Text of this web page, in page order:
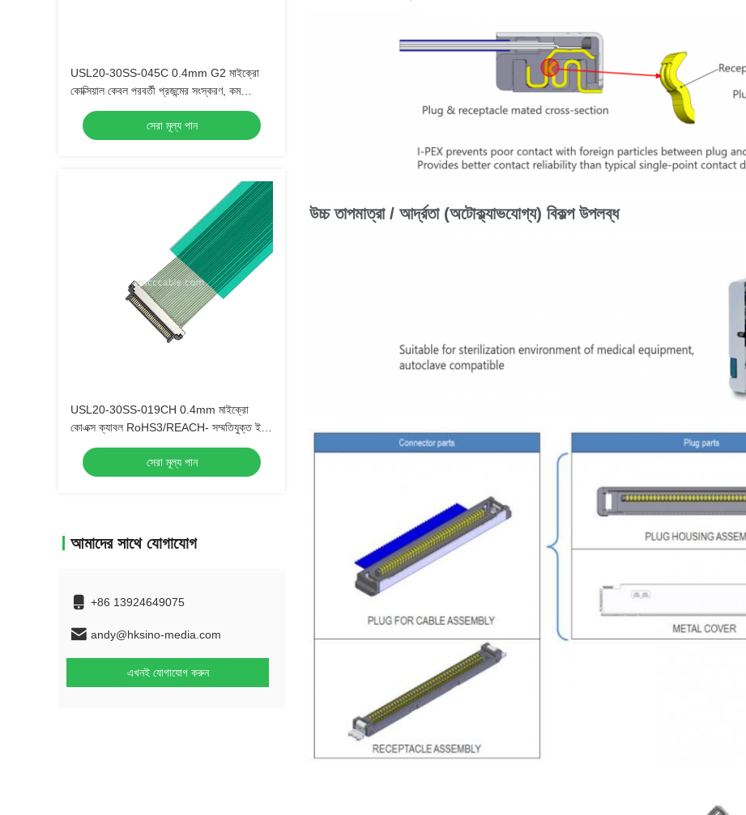
USL20-30SS-045C 0.4mm G2 মাইক্রো
কোক্সিয়াল কেবল পরবর্তী প্রজন্মের সংস্করণ, কম
সন্নিবেশ বল সহ
সেরা মূল্য পান
USL20-30SS-019CH 0.4mm মাইক্রো
কোএক্স ক্যাবল RoHS3/REACH- সম্মতিযুক্ত ইইউ
অটোমোবাইল নির্মাতাদের জন্য
সেরা মূল্য পান
আমাদের সাথে যোগাযোগ
+86 13924649075
andy@hksino-media.com
এখনই যোগাযোগ করুন
উচ্চ তাপমাত্রা / আর্দ্রতা (অটোক্ল্যাভযোগ্য) বিকল্প উপলব্ধ